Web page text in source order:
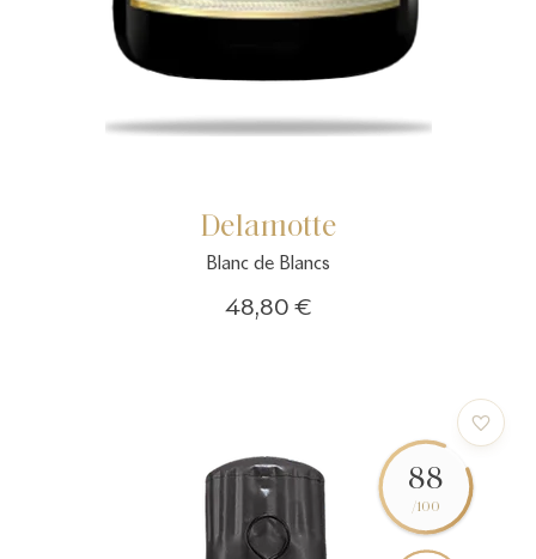
Delamotte
Blanc de Blancs
48,80 €
88
/100